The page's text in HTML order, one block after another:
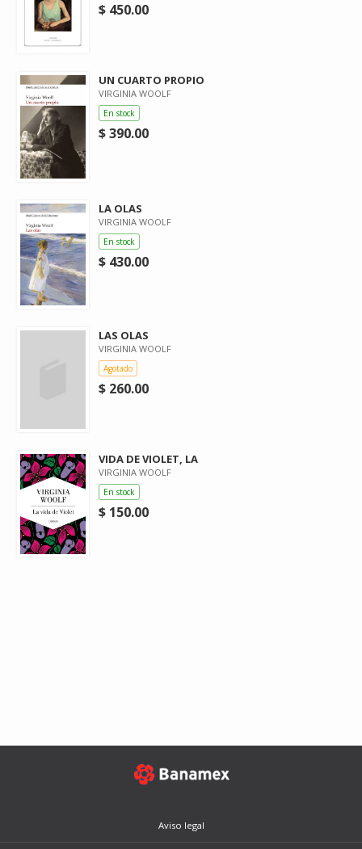
$ 450.00
UN CUARTO PROPIO
VIRGINIA WOOLF
En stock
$ 390.00
LA OLAS
VIRGINIA WOOLF
En stock
$ 430.00
LAS OLAS
VIRGINIA WOOLF
Agotado
$ 260.00
VIDA DE VIOLET, LA
VIRGINIA WOOLF
En stock
$ 150.00
Aviso legal